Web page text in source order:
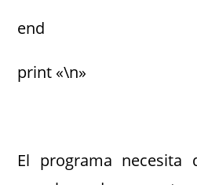
end
print «\n»
El programa necesita